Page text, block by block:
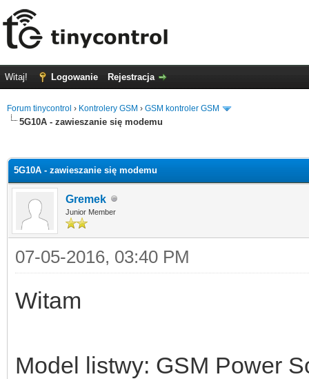
Witaj! Logowanie Rejestracja
Forum tinycontrol › Kontrolery GSM › GSM kontroler GSM
5G10A - zawieszanie się modemu
5G10A - zawieszanie się modemu
Gremek
Junior Member
07-05-2016, 03:40 PM
Witam
Model listwy: GSM Power